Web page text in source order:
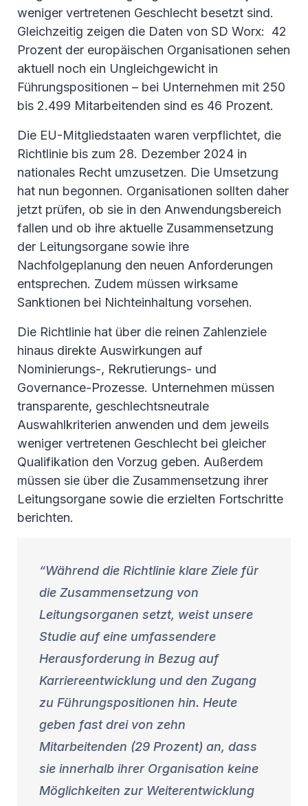
weniger vertretenen Geschlecht besetzt sind.
Gleichzeitig zeigen die Daten von SD Worx: 42
Prozent der europäischen Organisationen sehen
aktuell noch ein Ungleichgewicht in
Führungspositionen – bei Unternehmen mit 250
bis 2.499 Mitarbeitenden sind es 46 Prozent.
Die EU-Mitgliedstaaten waren verpflichtet, die
Richtlinie bis zum 28. Dezember 2024 in
nationales Recht umzusetzen. Die Umsetzung
hat nun begonnen. Organisationen sollten daher
jetzt prüfen, ob sie in den Anwendungsbereich
fallen und ob ihre aktuelle Zusammensetzung
der Leitungsorgane sowie ihre
Nachfolgeplanung den neuen Anforderungen
entsprechen. Zudem müssen wirksame
Sanktionen bei Nichteinhaltung vorsehen.
Die Richtlinie hat über die reinen Zahlenziele
hinaus direkte Auswirkungen auf
Nominierungs-, Rekrutierungs- und
Governance-Prozesse. Unternehmen müssen
transparente, geschlechtsneutrale
Auswahlkriterien anwenden und dem jeweils
weniger vertretenen Geschlecht bei gleicher
Qualifikation den Vorzug geben. Außerdem
müssen sie über die Zusammensetzung ihrer
Leitungsorgane sowie die erzielten Fortschritte
berichten.
Während die Richtlinie klare Ziele für
die Zusammensetzung von
Leitungsorganen setzt, weist unsere
Studie auf eine umfassendere
Herausforderung in Bezug auf
Karriereentwicklung und den Zugang
zu Führungspositionen hin. Heute
geben fast drei von zehn
Mitarbeitenden (29 Prozent) an, dass
sie innerhalb ihrer Organisation keine
Möglichkeiten zur Weiterentwicklung